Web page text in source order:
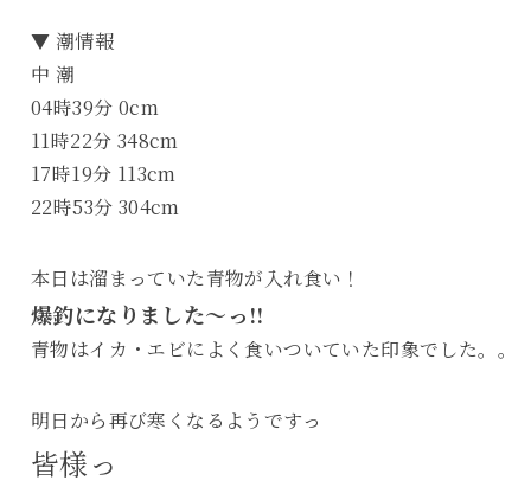
▼ 潮情報
中 潮
04時39分 0cm
11時22分 348cm
17時19分 113cm
22時53分 304cm
本日は溜まっていた青物が入れ食い！
爆釣になりました～っ!!
青物はイカ・エビによく食いついていた印象でした。。
明日から再び寒くなるようですっ
皆様っ